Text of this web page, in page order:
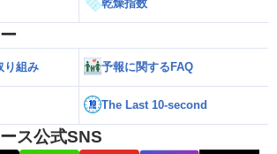
乾燥指数
り組み 予報に関するFAQ
The Last 10-second
ス公式SNS